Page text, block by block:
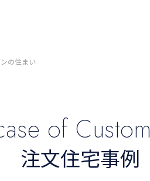
の住まい
of Custom
注文住宅事例